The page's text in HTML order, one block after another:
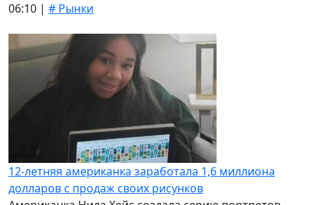
06:10 | # Рынки
12-летняя американка заработала 1,6 миллиона
долларов с продаж своих рисунков